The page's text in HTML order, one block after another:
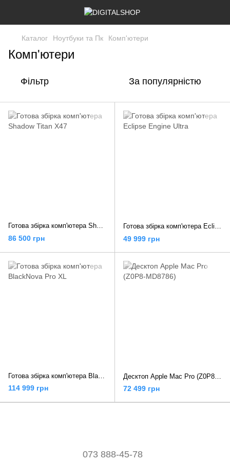
Каталог Ноутбуки та Пк Комп'ютери
Комп'ютери
Фільтр За популярністю
Готова збірка комп'ютера Shadow Titan X47
86 500 грн
Готова збірка комп'ютера Eclipse Engine Ultra
49 999 грн
114 999 грн 72 499 грн
073 888-45-78